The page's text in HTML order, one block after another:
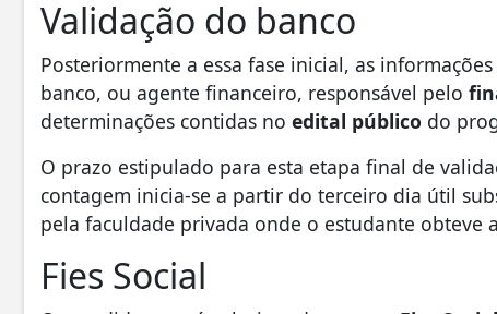
Validação do banco
Posteriormente a essa fase inicial, as
banco, ou agente financeiro, responsável pelo
determinações contidas no edital público do
O prazo estipulado para esta etapa final de
contagem inicia-se a partir do terceiro dia útil
pela faculdade privada onde o estudante obteve
Fies Social